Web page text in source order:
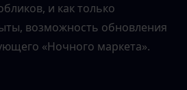
и как только
возможность обновления
«Ночного маркета».